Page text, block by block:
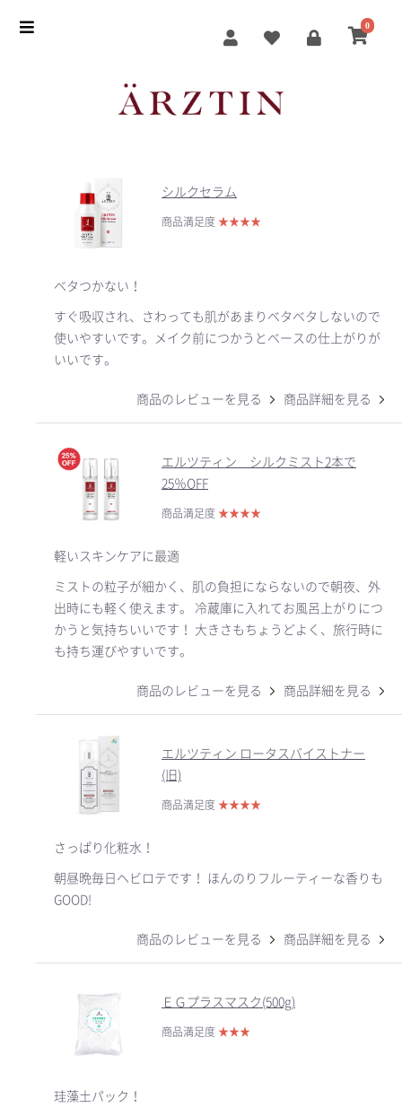
0
シルクセラム
商品満足度 ★★★★
ベタつかない！
すぐ吸収され、さわっても肌があまりベタベタしないので
使いやすいです。メイク前につかうとベースの仕上がりが
いいです。
商品のレビューを見る 商品詳細を見る
エルツティン シルクミスト2本で
25％OFF
商品満足度 ★★★★
軽いスキンケアに最適
ミストの粒子が細かく、肌の負担にならないので朝夜、外
出時にも軽く使えます。 冷蔵庫に入れてお風呂上がりにつ
かうと気持ちいいです！ 大きさもちょうどよく、旅行時に
も持ち運びやすいです。
商品のレビューを見る 商品詳細を見る
エルツティン ロータスバイストナー
(旧)
商品満足度 ★★★★
さっぱり化粧水！
朝昼晩毎日ヘビロテです！ ほんのりフルーティーな香りも
GOOD!
商品のレビューを見る 商品詳細を見る
ＥＧプラスマスク(500g)
商品満足度 ★★★
珪藻土パック！